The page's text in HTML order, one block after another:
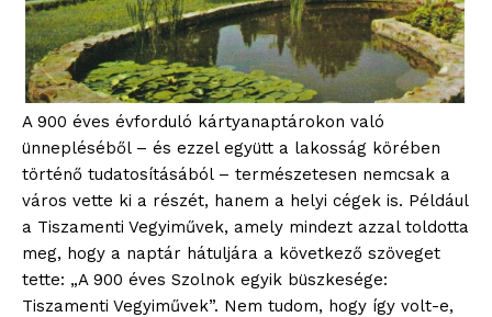
A 900 éves évforduló kártyanaptárokon való
ünnepléséből – és ezzel együtt a lakosság körében
történő tudatosításából – természetesen nemcsak a
város vette ki a részét, hanem a helyi cégek is. Például
a Tiszamenti Vegyiművek, amely mindezt azzal toldotta
meg, hogy a naptár hátuljára a következő szöveget
tette: „A 900 éves Szolnok egyik büszkesége:
Tiszamenti Vegyiművek”. Nem tudom, hogy így volt-e,